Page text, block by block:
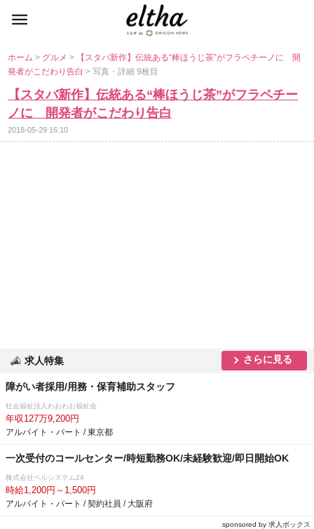
ホーム> グルメ>
【スタバ新作】伝統ある“棒ほうじ茶”がフラペチーノに 開
発者がこだわり告白> 写真・詳細 9枚目
【スタバ新作】伝統ある“棒ほうじ茶”がフラペチー
ノに 開発者がこだわり告白
2018-05-29 16:10
求人特集 さらに見る
障がい者採用/用務・保育補助スタッフ
社会福祉法人わおわお福祉会
年収127万9,200円
アルバイト・パート / 東京都
一次受付のコールセンター/時短勤務OK/未経験歓迎/即日開始OK
株式会社ベルシステム24
時給1,200円～1,500円
アルバイト・パート / 契約社員 / 大阪府
sponsored by 求人ボックス